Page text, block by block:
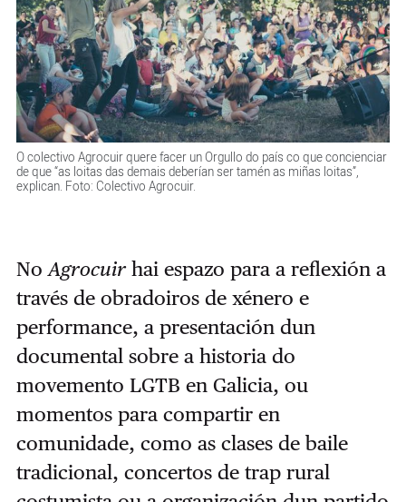
O colectivo Agrocuir quere facer un Orgullo do país co que concienciar
de que “as loitas das demais deberían ser tamén as miñas loitas”,
explican. Foto: Colectivo Agrocuir.
No Agrocuirhai espazo para a reflexión a
través de obradoiros de xénero e
performance, a presentación dun
documental sobre a historia do
movemento LGTB en Galicia, ou
momentos para compartir en
comunidade, como as clases de baile
tradicional, concertos de trap rural